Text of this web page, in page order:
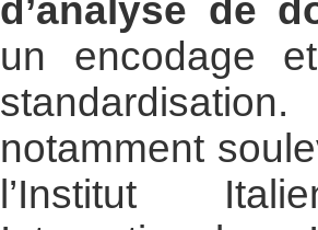
d’analyse de
un encodage
notamment
l’Institut